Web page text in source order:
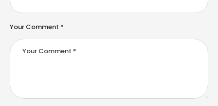
Your Comment *